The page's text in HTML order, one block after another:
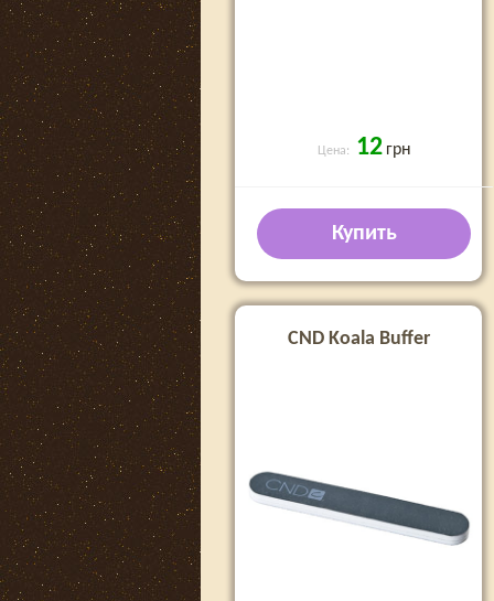
Цена: 12 грн
Купить
CND Koala Buffer